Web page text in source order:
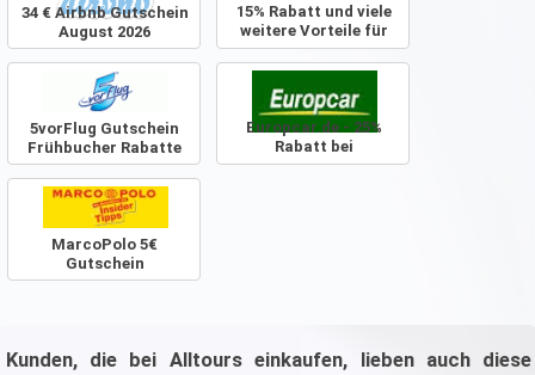
34 € Airbnb Gutschein
August 2026
15% Rabatt und viele
weitere Vorteile für
Frühbucher
5vorFlug Gutschein
Frühbucher Rabatte
Europcar.de - 25%
Rabatt bei
Sofortzahlung
MarcoPolo 5€
Gutschein
Kunden, die bei Alltours einkaufen, lieben auch diese